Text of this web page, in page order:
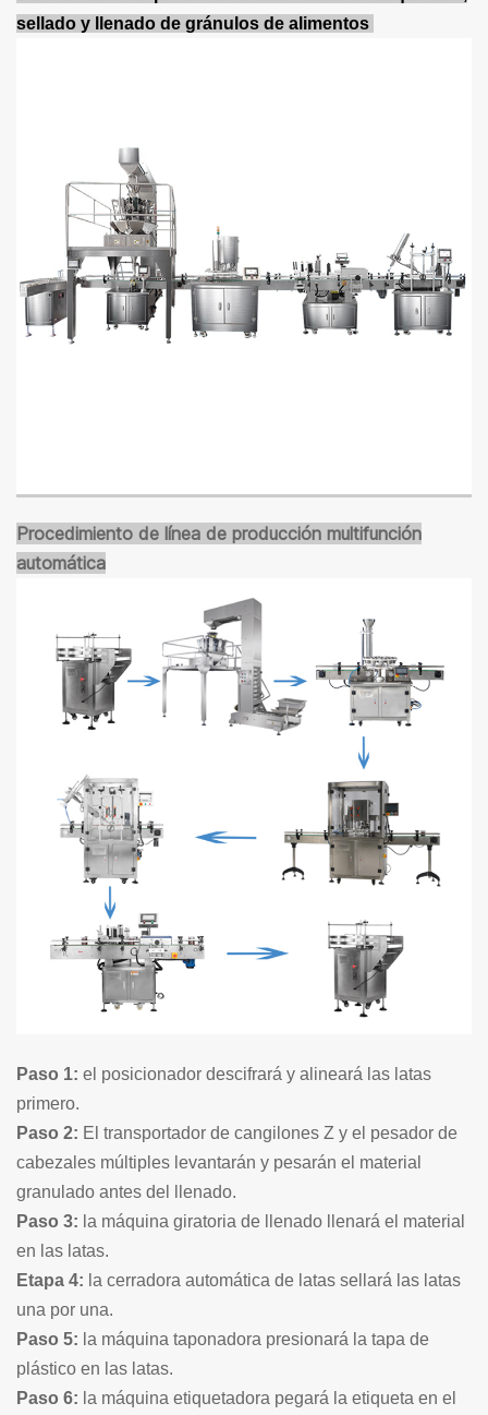
sellado y llenado de gránulos de alimentos
Procedimiento de línea de producción multifunción
automática
Paso 1: el posicionador descifrará y alineará las latas
primero.
Paso 2: El transportador de cangilones Z y el pesador de
cabezales múltiples levantarán y pesarán el material
granulado antes del llenado.
Paso 3: la máquina giratoria de llenado llenará el material
en las latas.
Etapa 4: la cerradora automática de latas sellará las latas
una por una.
Paso 5: la máquina taponadora presionará la tapa de
plástico en las latas.
Paso 6: la máquina etiquetadora pegará la etiqueta en el